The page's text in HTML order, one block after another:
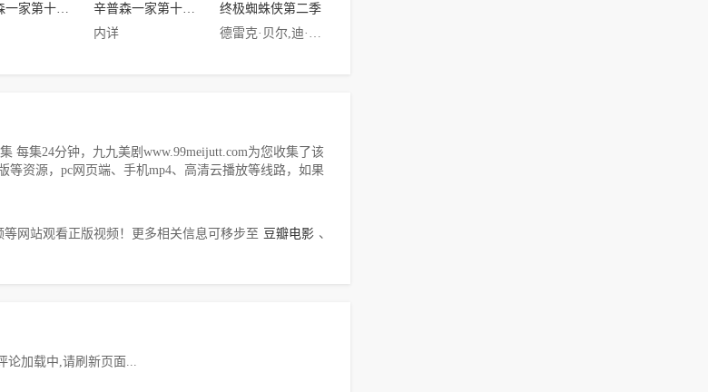
辛普森一家第十六季
辛普森一家第十七季
内详
终极蜘蛛侠第二季
德雷克·贝尔,迪·布拉雷·贝克尔,Ogie·Banks
每集24分钟，九九美剧www.99meijutt.com为您收集了该
等资源，pc网页端、手机mp4、高清云播放等线路，如果
网站观看正版视频！更多相关信息可移步至 豆瓣电影 、
论加载中,请刷新页面...